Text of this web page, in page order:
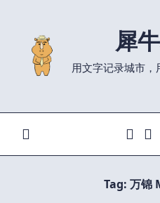
content
犀
用文字记录城市
Tag: 万锦